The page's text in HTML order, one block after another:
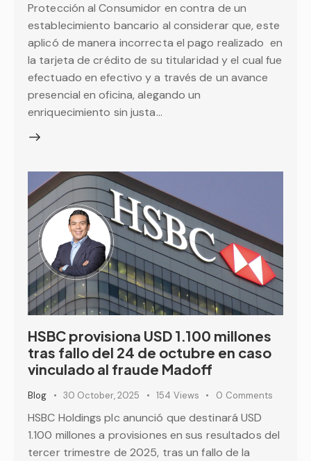
Protección al Consumidor en contra de un
establecimiento bancario al considerar que, este
aplicó de manera incorrecta el pago realizado en
la tarjeta de crédito de su titularidad y el cual fue
efectuado en efectivo y a través de un avance
presencial en oficina, alegando un
enriquecimiento sin justa…
HSBC provisiona USD 1.100 millones
tras fallo del 24 de octubre en caso
vinculado al fraude Madoff
Blog 30 October, 2025 154 Views 0 Comments
HSBC Holdings plc anunció que destinará USD
1.100 millones a provisiones en sus resultados del
tercer trimestre de 2025, tras un fallo de la